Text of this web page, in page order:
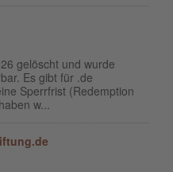
gelöscht und wurde
Es gibt für .de
Sperrfrist (Redemption
w...